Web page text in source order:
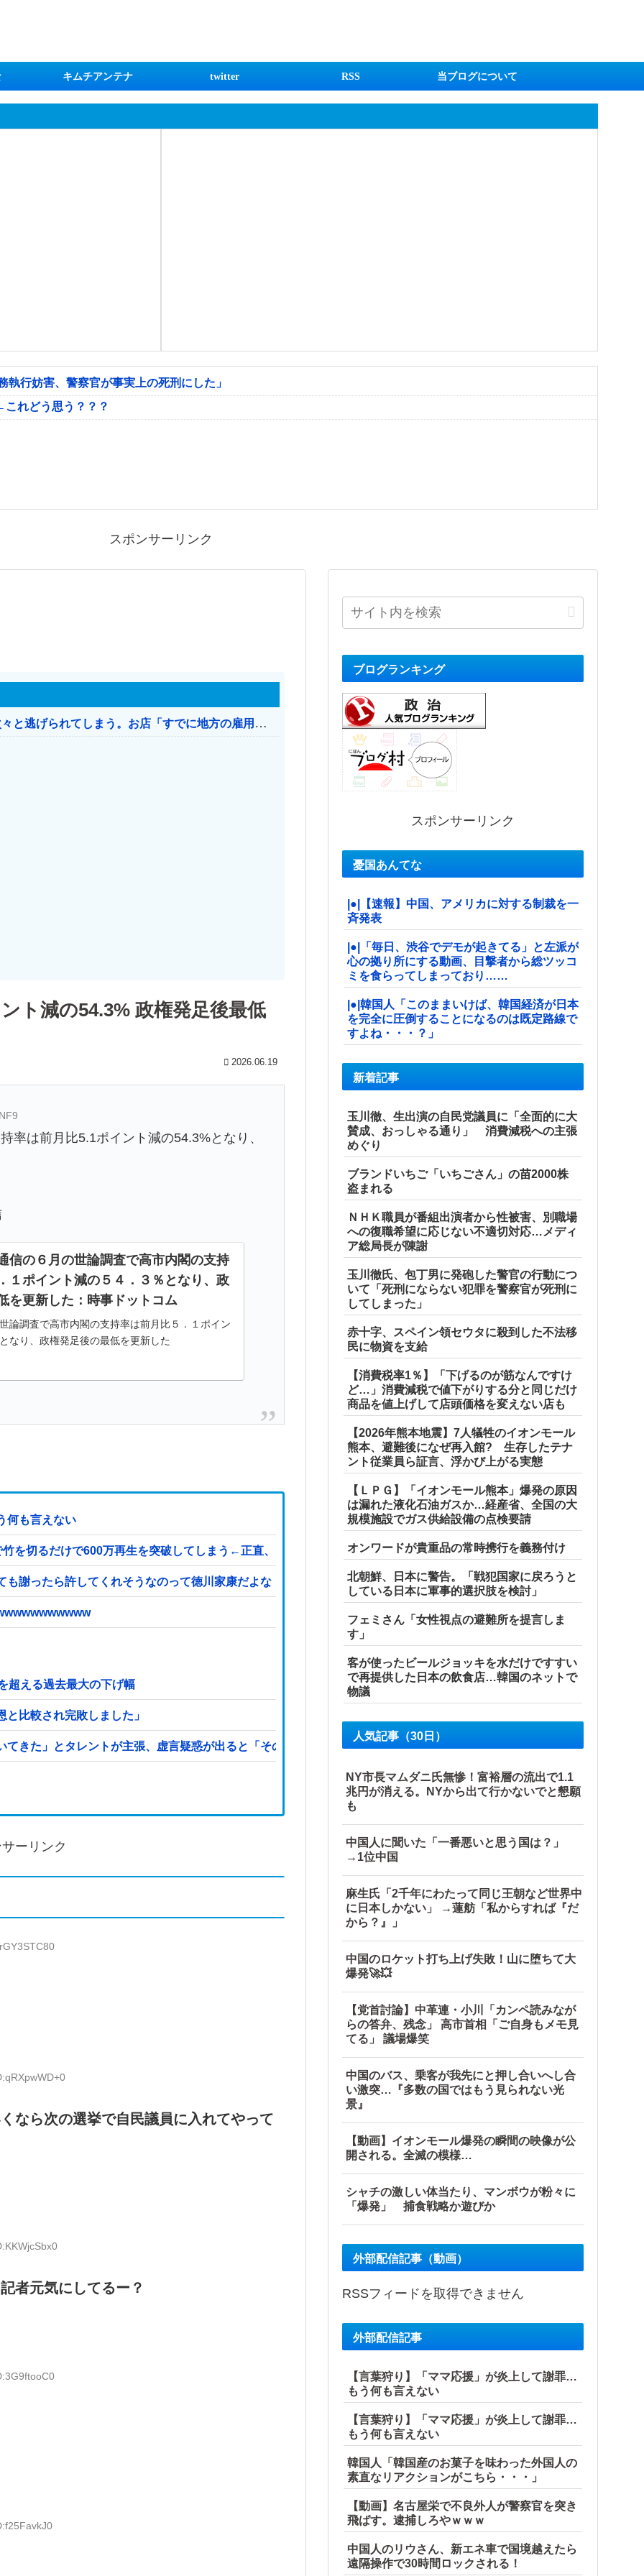
キムチアンテナ twitter RSS 当ブログについて
行妨害、警察官が事実上の死刑にした」
れどう思う？？？
スポンサーリンク
日本のお店、時給1500円でもミャンマー人に次々と逃げられてしまう。お店「すでに地方の雇用は崩壊」
ト減の54.3% 政権発足後最低
2026.06.19
率は前月比5.1ポイント減の54.3%となり、
信の６月の世論調査で高市内閣の支持
１ポイント減の５４．３％となり、政
を更新した：時事ドットコム
論調査で高市内閣の支持率は前月比５．１ポイン
なり、政権発足後の最低を更新した
何も言えない
を切るだけで600万再生を突破してしまう←正直、こう言うのでいいんだよなw w w w w w w w
謝ったら許してくれそうなのって徳川家康だよな
超える過去最大の下げ幅
比較され完敗しました」
てきた」とタレントが主張、虚言疑惑が出ると「その男の垢を発見した」と追加主張するも……他
ーリンク
なら次の選挙で自民議員に入れてやって
者元気にしてるー？
ブログランキング
スポンサーリンク
憂国あんてな
|●|【速報】中国、アメリカに対する制裁を一
斉発表
|●|「毎日、渋谷でデモが起きてる」と左派が
心の拠り所にする動画、目撃者から総ツッコ
ミを食らってしまっており……
|●|韓国人「このままいけば、韓国経済が日本
を完全に圧倒することになるのは既定路線で
すよね・・・？」
新着記事
玉川徹、生出演の自民党議員に「全面的に大
賛成、おっしゃる通り」 消費減税への主張
めぐり
ブランドいちご「いちごさん」の苗2000株
盗まれる
ＮＨＫ職員が番組出演者から性被害、別職場
への復職希望に応じない不適切対応…メディ
ア総局長が陳謝
玉川徹氏、包丁男に発砲した警官の行動につ
いて「死刑にならない犯罪を警察官が死刑に
してしまった」
赤十字、スペイン領セウタに殺到した不法移
民に物資を支給
【消費税率1％】「下げるのが筋なんですけ
ど…」消費減税で値下がりする分と同じだけ
商品を値上げして店頭価格を変えない店も
【2026年熊本地震】7人犠牲のイオンモール
熊本、避難後になぜ再入館? 生存したテナ
ント従業員ら証言、浮かび上がる実態
【ＬＰＧ】「イオンモール熊本」爆発の原因
は漏れた液化石油ガスか…経産省、全国の大
規模施設でガス供給設備の点検要請
オンワードが貴重品の常時携行を義務付け
北朝鮮、日本に警告。「戦犯国家に戻ろうと
している日本に軍事的選択肢を検討」
フェミさん「女性視点の避難所を提言しま
す」
客が使ったビールジョッキを水だけですすい
で再提供した日本の飲食店…韓国のネットで
物議
人気記事（30日）
NY市長マムダニ氏無惨！富裕層の流出で1.1
兆円が消える。NYから出て行かないでと懇願
も
中国人に聞いた「一番悪いと思う国は？」
→1位中国
麻生氏「2千年にわたって同じ王朝など世界中
に日本しかない」 →蓮舫「私からすれば『だ
から？』」
中国のロケット打ち上げ失敗！山に堕ちて大
爆発🚀💥
【党首討論】中革連・小川「カンペ読みなが
らの答弁、残念」 高市首相「ご自身もメモ見
てる」 議場爆笑
中国のバス、乗客が我先にと押し合いへし合
い激突…『多数の国ではもう見られない光
景』
【動画】イオンモール爆発の瞬間の映像が公
開される。全滅の模様…
シャチの激しい体当たり、マンボウが粉々に
「爆発」 捕食戦略か遊びか
外部配信記事（動画）
RSSフィードを取得できません
外部配信記事
【言葉狩り】「ママ応援」が炎上して謝罪…
もう何も言えない
【言葉狩り】「ママ応援」が炎上して謝罪…
もう何も言えない
韓国人「韓国産のお菓子を味わった外国人の
素直なリアクションがこちら・・・」
【動画】名古屋栄で不良外人が警察官を突き
飛ばす。逮捕しろやｗｗｗ
中国人のリウさん、新エネ車で国境越えたら
遠隔操作で30時間ロックされる！